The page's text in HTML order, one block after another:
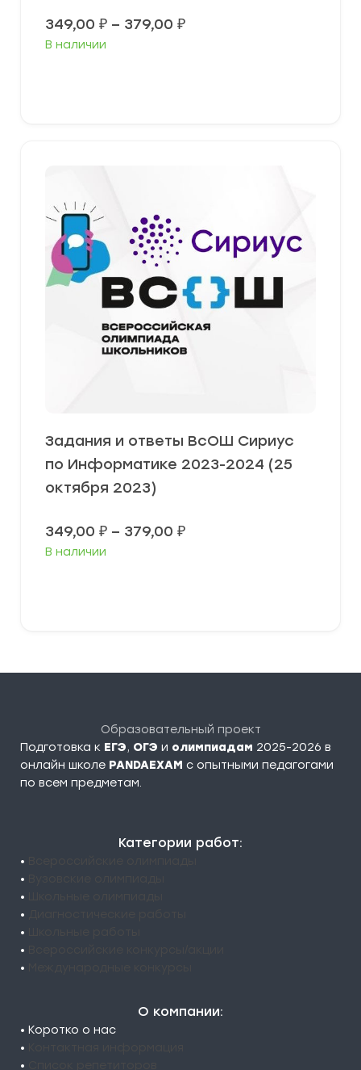
349,00 ₽ – 379,00 ₽Диапазон
В наличии
Задания и ответы ВсОШ Сириус
по Информатике 2023-2024 (25
октября 2023)
349,00 ₽ – 379,00 ₽Диапазон
В наличии
Образовательный проект
Подготовка к ЕГЭ, ОГЭ и олимпиадам 2025-2026 в
онлайн школе PANDAEXAM c опытными педагогами
по всем предметам.
Категории работ:
•
•
•
•
•
•
•
О компании:
• Коротко о нас
•
•